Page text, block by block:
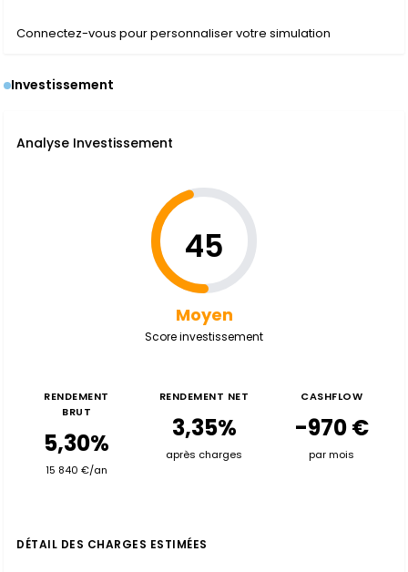
Connectez-vous pour personnaliser votre simulation
Investissement
Analyse Investissement
45
Moyen
Score investissement
RENDEMENT
BRUT
5,30%
15 840 €/an
RENDEMENT NET
3,35%
après charges
CASHFLOW
-970 €
par mois
DÉTAIL DES CHARGES ESTIMÉES